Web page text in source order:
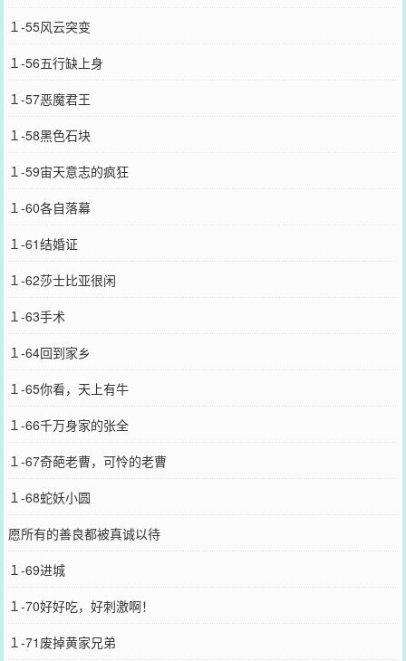
１-55风云突变
１-56五行缺上身
１-57恶魔君王
１-58黑色石块
１-59宙天意志的疯狂
１-60各自落幕
１-61结婚证
１-62莎士比亚很闲
１-63手术
１-64回到家乡
１-65你看，天上有牛
１-66千万身家的张全
１-67奇葩老曹，可怜的老曹
１-68蛇妖小圆
愿所有的善良都被真诚以待
１-69进城
１-70好好吃，好刺激啊！
１-71废掉黄家兄弟